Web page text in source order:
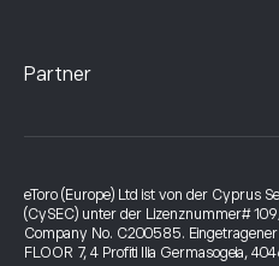
Partner
eToro (Europe) Ltd ist von der Cyprus
(CySEC) unter der Lizenznummer#
Company No. C200585. Eingetragener
FLOOR 7, 4 Profiti Ilia Germasogeia,